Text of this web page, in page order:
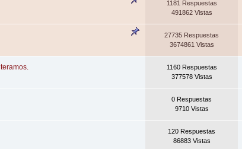
1181 Respuestas
491862 Vistas
27735 Respuestas
3674861 Vistas
1160 Respuestas
377578 Vistas
0 Respuestas
9710 Vistas
120 Respuestas
86883 Vistas